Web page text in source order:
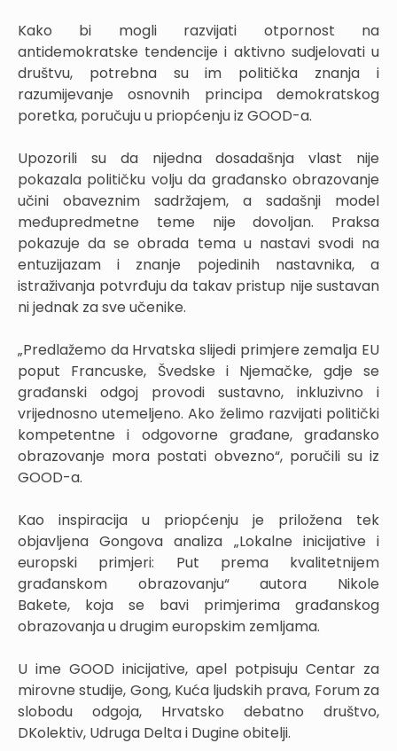
Kako bi mogli razvijati otpornost na
antidemokratske tendencije i aktivno sudjelovati u
društvu, potrebna su im politička znanja i
razumijevanje osnovnih principa demokratskog
poretka, poručuju u priopćenju iz GOOD-a.
Upozorili su da nijedna dosadašnja vlast nije
pokazala političku volju da građansko obrazovanje
učini obaveznim sadržajem, a sadašnji model
međupredmetne teme nije dovoljan. Praksa
pokazuje da se obrada tema u nastavi svodi na
entuzijazam i znanje pojedinih nastavnika, a
istraživanja potvrđuju da takav pristup nije sustavan
ni jednak za sve učenike.
„Predlažemo da Hrvatska slijedi primjere zemalja EU
poput Francuske, Švedske i Njemačke, gdje se
građanski odgoj provodi sustavno, inkluzivno i
vrijednosno utemeljeno. Ako želimo razvijati politički
kompetentne i odgovorne građane, građansko
obrazovanje mora postati obvezno“, poručili su iz
GOOD-a.
Kao inspiracija u priopćenju je priložena tek
objavljena Gongova analiza „Lokalne inicijative i
europski primjeri: Put prema kvalitetnijem
građanskom obrazovanju“ autora Nikole
Bakete, koja se bavi primjerima građanskog
obrazovanja u drugim europskim zemljama.
U ime GOOD inicijative, apel potpisuju Centar za
mirovne studije, Gong, Kuća ljudskih prava, Forum za
slobodu odgoja, Hrvatsko debatno društvo,
DKolektiv, Udruga Delta i Dugine obitelji.